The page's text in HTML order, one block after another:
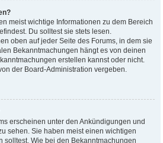
meist wichtige Informationen zu dem Bereich
Du solltest sie stets lesen.
oben auf jeder Seite des Forums, in dem sie
Bekanntmachungen hängt es von deinen
erstellen kannst oder nicht.
der Board-Administration vergeben.
erscheinen unter den Ankündigungen und
sehen. Sie haben meist einen wichtigen
solltest. Wie bei den Bekanntmachungen